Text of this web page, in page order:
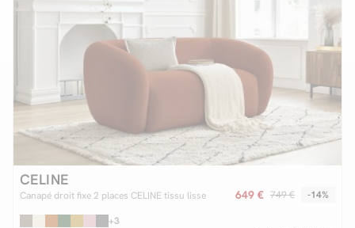
CELINE
Canapé droit fixe 2 places CELINE tissu lisse 649 € 749 € -14%
+3